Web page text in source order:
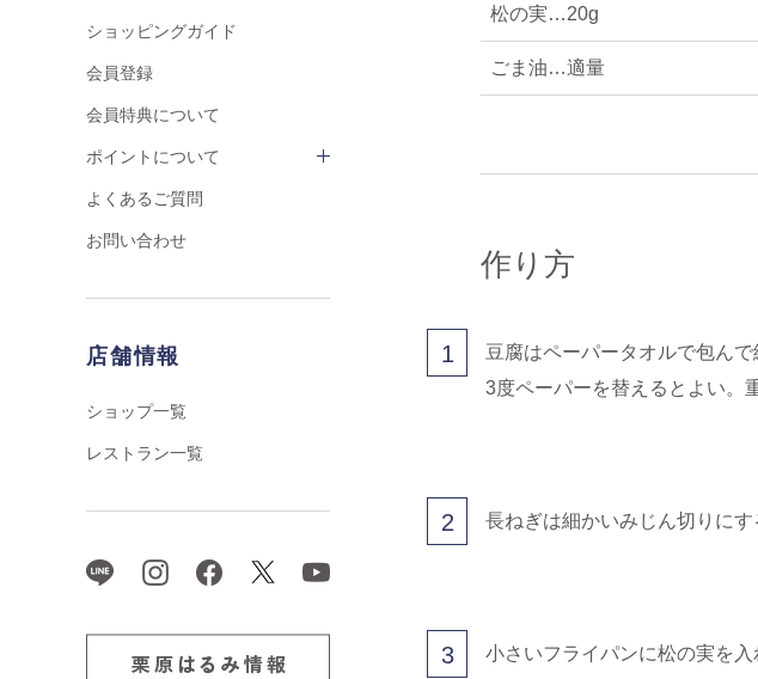
ショッピングガイド
会員登録
会員特典について
ポイントについて
よくあるご質問
お問い合わせ
店舗情報
ショップ一覧
レストラン一覧
松の実…20g
ごま油…適量
作り方
1
豆腐はペーパータオルで包ん
3度ペーパーを替えるとよい。
2 長ねぎは細かいみじん切りにす
3 小さいフライパンに松の実を